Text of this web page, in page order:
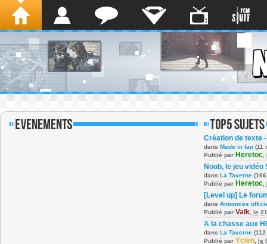
Création de texte
dans Made in fan (11
Publié par Heretoc
Noob, le jeu vidéo !
dans La Taverne
Publié par Heretoc
[Level up] Le
dans Annonces
Publié par Valk le
A la chasse aux
dans La Taverne
Publié par Ycien le